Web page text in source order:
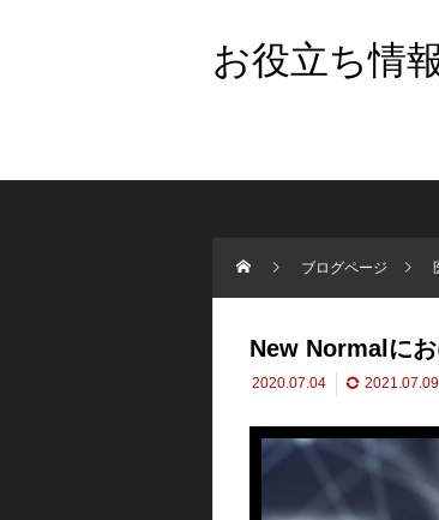
お役立ち情
ブログページ
New Normalに
2020.07.04 2021.07.09